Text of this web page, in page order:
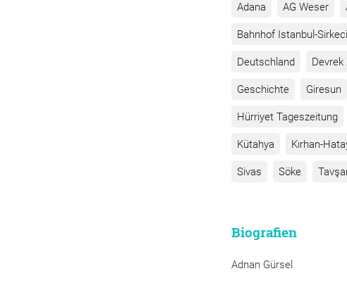
Adana AG Weser
Bahnhof Istanbul-Sirkeci
Deutschland Devrek
Geschichte Giresun
Hürriyet Tageszeitung
Kütahya Kırhan-
Sivas Söke
Biografien
Adnan Gürsel